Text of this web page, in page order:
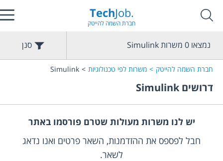
TechJob.
חברת השמה להייטק
חברת השמה להייטק משרות לפי טכנולוגיות Simulink
דרושיםSimulink
נמצאו 0 משרותSimulink סנן
יש לנו משרות מעולות שטרם פורסמו באתר
חבל לפספס את ההזדמנות, השאר פרטים ואנו נדאג
לשאר.